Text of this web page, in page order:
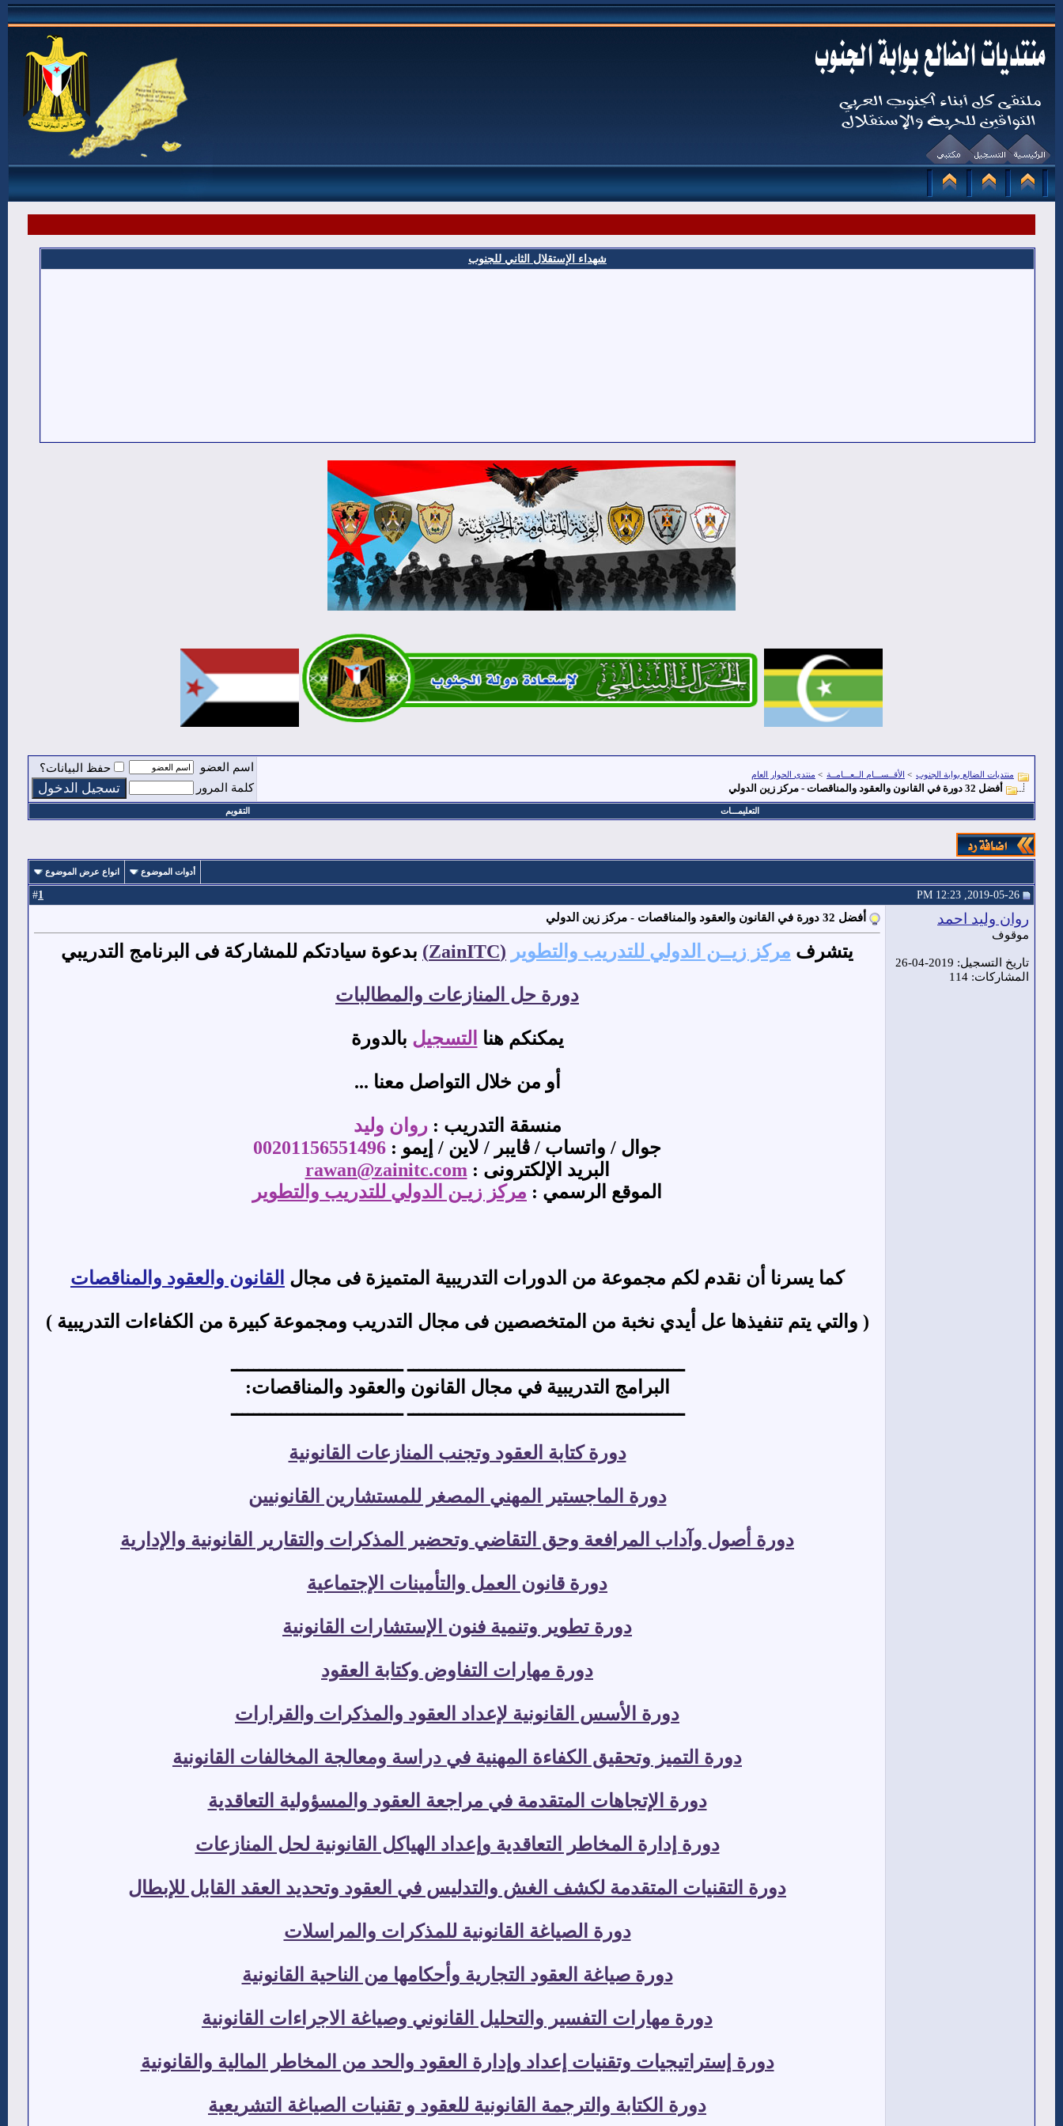
شهداء الإستقلال الثاني للجنوب
منتديات الضالع بوابة الجنوب > الأقــســـام الــعـــامــة > منتدى الحوار العام
أفضل 32 دورة في القانون والعقود والمناقصات - مركز زين الدولي
اسم العضو
حفظ البيانات؟
كلمة المرور
التعليمـــات التقويم
أدوات الموضوع انواع عرض الموضوع
1
روان وليد احمد
موقوف
تاريخ التسجيل: 2019-04-26
المشاركات: 114
أفضل 32 دورة في القانون والعقود والمناقصات - مركز زين الدولي
يتشرف مركز زيــن الدولي للتدريب والتطوير (ZainITC) بدعوة سيادتكم للمشاركة فى البرنامج التدريبي
دورة حل المنازعات والمطالبات
يمكنكم هنا التسجيل بالدورة
أو من خلال التواصل معنا ...
منسقة التدريب :روان وليد
جوال / واتساب / ڨايبر / لاين / إيمو : 00201156551496
البريد الإلكترونى : rawan@zainitc.com
الموقع الرسمي : مركز زيـن الدولي للتدريب والتطوير
كما يسرنا أن نقدم لكم مجموعة من الدورات التدريبية المتميزة فى مجال القانون والعقود والمناقصات
( والتي يتم تنفيذها عل أيدي نخبة من المتخصصين فى مجال التدريب ومجموعة كبيرة من الكفاءات التدريبية )
ــــــــــــــــــــــــــــــــــــــــــــــــــ ـــــــــــــــــــــــــــــــ
البرامج التدريبية في مجال القانون والعقود والمناقصات:
ــــــــــــــــــــــــــــــــــــــــــــــــــ ـــــــــــــــــــــــــــــــ
دورة كتابة العقود وتجنب المنازعات القانونية
دورة الماجستير المهني المصغر للمستشارين القانونيين
دورة أصول وآداب المرافعة وحق التقاضي وتحضير المذكرات والتقارير القانونية والإدارية
دورة قانون العمل والتأمينات الإجتماعية
دورة تطوير وتنمية فنون الإستشارات القانونية
دورة مهارات التفاوض وكتابة العقود
دورة الأسس القانونية لإعداد العقود والمذكرات والقرارات
دورة التميز وتحقيق الكفاءة المهنية في دراسة ومعالجة المخالفات القانونية
دورة الإتجاهات المتقدمة في مراجعة العقود والمسؤولية التعاقدية
دورة إدارة المخاطر التعاقدية وإعداد الهياكل القانونية لحل المنازعات
دورة التقنيات المتقدمة لكشف الغش والتدليس في العقود وتحديد العقد القابل للإبطال
دورة الصياغة القانونية للمذكرات والمراسلات
دورة صياغة العقود التجارية وأحكامها من الناحية القانونية
دورة مهارات التفسير والتحليل القانوني وصياغة الاجراءات القانونية
دورة إستراتيجيات وتقنيات إعداد وإدارة العقود والحد من المخاطر المالية والقانونية
دورة الكتابة والترجمة القانونية للعقود و تقنيات الصياغة التشريعية